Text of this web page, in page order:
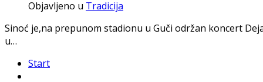
Objavljeno u Tradicija
Sinoć je,na prepunom stadionu u Guči održan koncert
u…
Start